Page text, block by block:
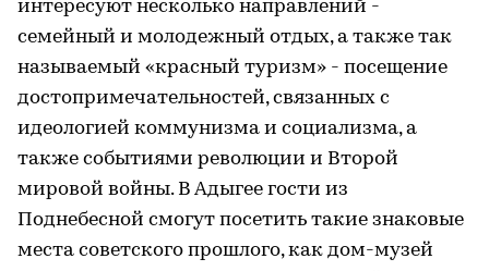
интересуют несколько направлений -
семейный и молодежный отдых, а также так
называемый «красный туризм» - посещение
достопримечательностей, связанных с
идеологией коммунизма и социализма, а
также событиями революции и Второй
мировой войны. В Адыгее гости из
Поднебесной смогут посетить такие знаковые
места советского прошлого, как дом-музей